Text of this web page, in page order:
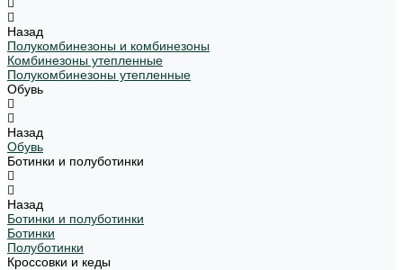
Назад
Полукомбинезоны и комбинезоны
Комбинезоны утепленные
Полукомбинезоны утепленные
Обувь
Назад
Обувь
Ботинки и полуботинки
Назад
Ботинки и полуботинки
Ботинки
Полуботинки
Кроссовки и кеды